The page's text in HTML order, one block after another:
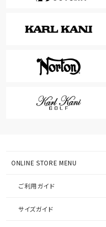
ONLINE STORE MENU
ご利用ガイド
サイズガイド